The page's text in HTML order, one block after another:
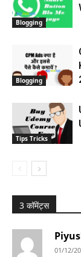
Blogging
Blogging
Tips Tricks
3 कॉमेंट्स
01/12/